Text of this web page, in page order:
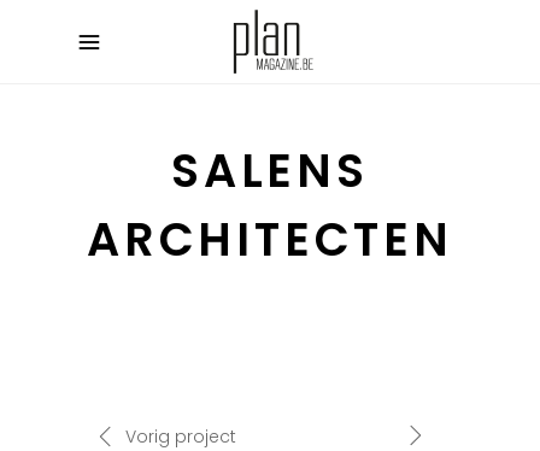
SALENS
ARCHITECTEN
Vorig project